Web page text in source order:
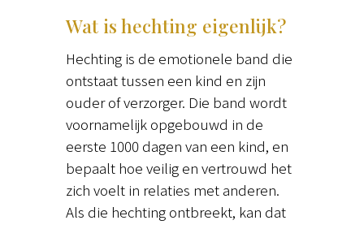
Wat is hechting eigenlijk?
Hechting is de emotionele band die
ontstaat tussen een kind en zijn
ouder of verzorger. Die band wordt
voornamelijk opgebouwd in de
eerste 1000 dagen van een kind, en
bepaalt hoe veilig en vertrouwd het
zich voelt in relaties met anderen.
Als die hechting ontbreekt, kan dat